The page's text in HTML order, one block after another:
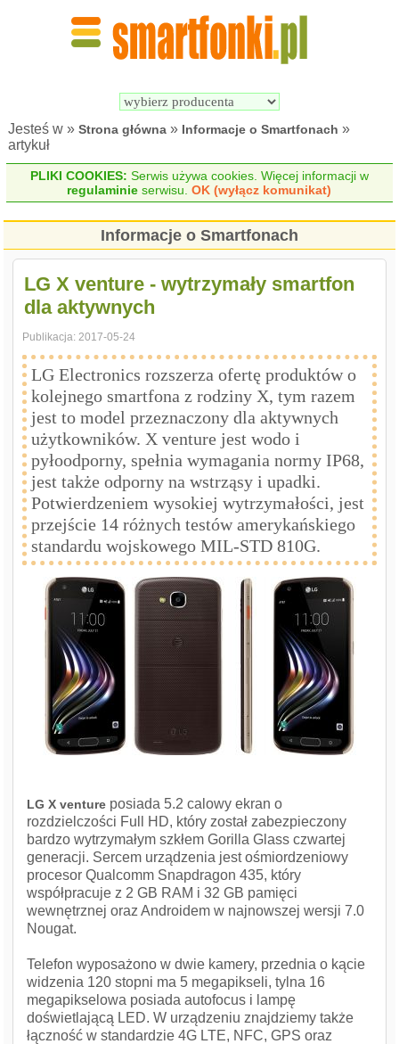
Jesteś w »Strona główna » Informacje o Smartfonach »
artykuł
PLIKI COOKIES: Serwis używa cookies. Więcej informacji w
regulaminie serwisu.OK (wyłącz komunikat)
Informacje o Smartfonach
LG X venture - wytrzymały smartfon
dla aktywnych
Publikacja:2017-05-24
LG Electronics rozszerza ofertę produktów o
kolejnego smartfona z rodziny X, tym razem
jest to model przeznaczony dla aktywnych
użytkowników. X venture jest wodo i
pyłoodporny, spełnia wymagania normy IP68,
jest także odporny na wstrząsy i upadki.
Potwierdzeniem wysokiej wytrzymałości, jest
przejście 14 różnych testów amerykańskiego
standardu wojskowego MIL-STD 810G.
LG X venture posiada 5.2 calowy ekran o
rozdzielczości Full HD, który został zabezpieczony
bardzo wytrzymałym szkłem Gorilla Glass czwartej
generacji. Sercem urządzenia jest ośmiordzeniowy
procesor Qualcomm Snapdragon 435, który
współpracuje z 2 GB RAM i 32 GB pamięci
wewnętrznej oraz Androidem w najnowszej wersji 7.0
Nougat.
Telefon wyposażono w dwie kamery, przednia o kącie
widzenia 120 stopni ma 5 megapikseli, tylna 16
megapikselowa posiada autofocus i lampę
doświetlającą LED. W urządzeniu znajdziemy także
łączność w standardzie 4G LTE, NFC, GPS oraz